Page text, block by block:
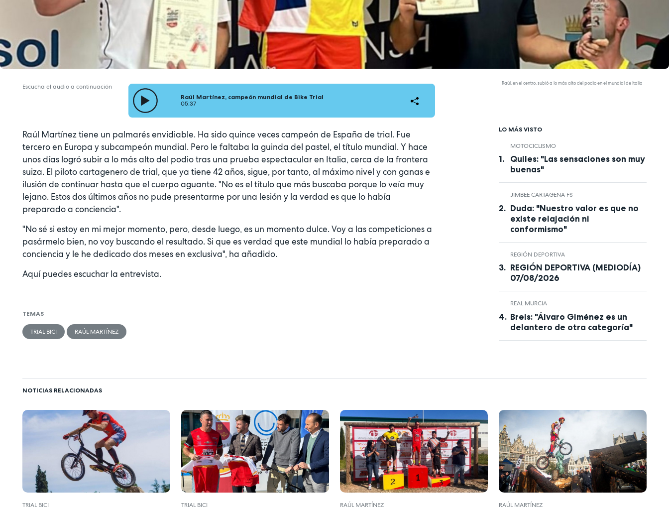
Raúl, en el centro, subió a lo más alto del podio en el mundial de Italia
Escucha el audio a continuación
Raúl Martínez, campeón mundial de Bike Trial
05:37
Raúl Martínez tiene un palmarés envidiable. Ha sido quince veces campeón de España de trial. Fue
tercero en Europa y subcampeón mundial. Pero le faltaba la guinda del pastel, el título mundial. Y hace
unos días logró subir a lo más alto del podio tras una prueba espectacular en Italia, cerca de la frontera
suiza. El piloto cartagenero de trial, que ya tiene 42 años, sigue, por tanto, al máximo nivel y con ganas e
ilusión de continuar hasta que el cuerpo aguante. "No es el título que más buscaba porque lo veía muy
lejano. Estos dos últimos años no pude presentarme por una lesión y la verdad es que lo había
preparado a conciencia".
"No sé si estoy en mi mejor momento, pero, desde luego, es un momento dulce. Voy a las competiciones a
pasármelo bien, no voy buscando el resultado. Si que es verdad que este mundial lo había preparado a
conciencia y le he dedicado dos meses en exclusiva", ha añadido.
Aquí puedes escuchar la entrevista.
TEMAS
TRIAL BICI RAÚL MARTÍNEZ
LO MÁS VISTO
MOTOCICLISMO
Quiles: "Las sensaciones son muy
buenas"
JIMBEE CARTAGENA FS
Duda: "Nuestro valor es que no
existe relajación ni
conformismo"
REGIÓN DEPORTIVA
REGIÓN DEPORTIVA (MEDIODÍA)
07/08/2026
REAL MURCIA
Breis: "Álvaro Giménez es un
delantero de otra categoría"
NOTICIAS RELACIONADAS
TRIAL BICI TRIAL BICI RAÚL MARTÍNEZ RAÚL MARTÍNEZ